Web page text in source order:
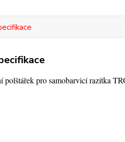
polštářek pro samobarvicí razítka